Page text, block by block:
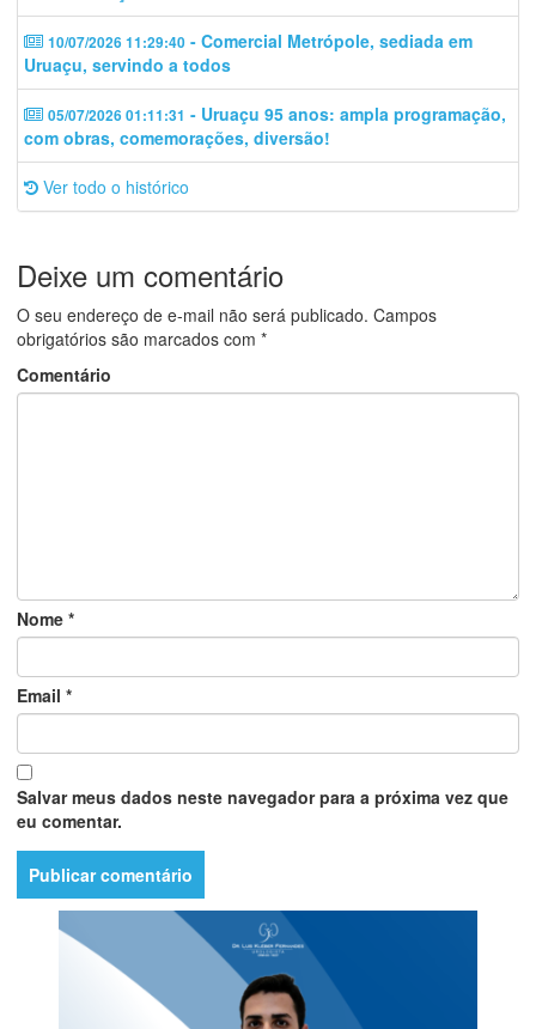
10/07/2026 11:29:40 - Comercial Metrópole, sediada em
Uruaçu, servindo a todos
05/07/2026 01:11:31 - Uruaçu 95 anos: ampla programação,
com obras, comemorações, diversão!
Ver todo o histórico
Deixe um comentário
O seu endereço de e-mail não será publicado. Campos
obrigatórios são marcados com *
Comentário
Nome *
Email *
Salvar meus dados neste navegador para a próxima vez que
eu comentar.